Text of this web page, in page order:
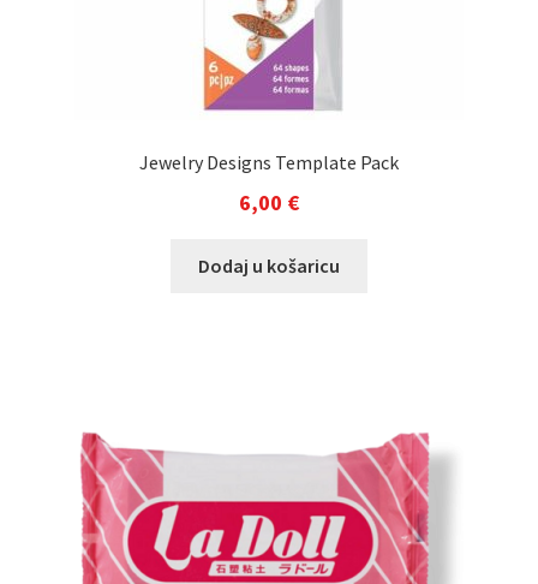
Jewelry Designs Template Pack
6,00 €
Dodaj u košaricu